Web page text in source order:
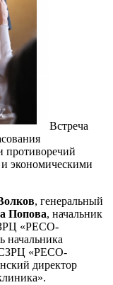
Встреча
противоречий
экономическими
, генеральный
Попова, начальник
«РЕСО-
начальника
СЗРЦ «РЕСО-
директор